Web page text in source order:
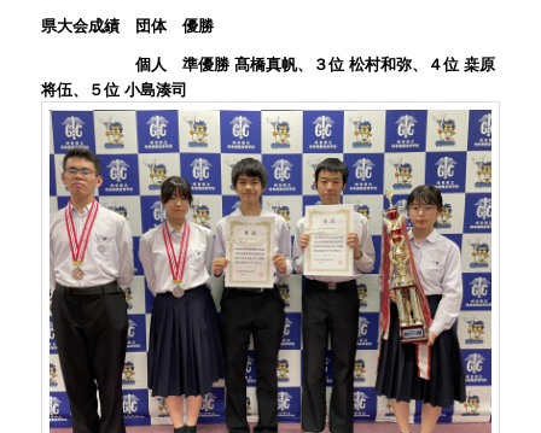
県大会成績 団体 優勝
個人 準優勝 髙橋真帆、３位 松村和弥、４位 桒原
将伍、５位 小島湊司